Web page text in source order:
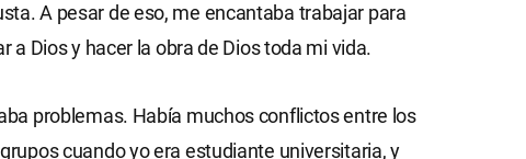
A pesar de eso, me encantaba trabajar para
a Dios y hacer la obra de Dios toda mi vida.
problemas. Había muchos conflictos entre los
cuando yo era estudiante universitaria, y